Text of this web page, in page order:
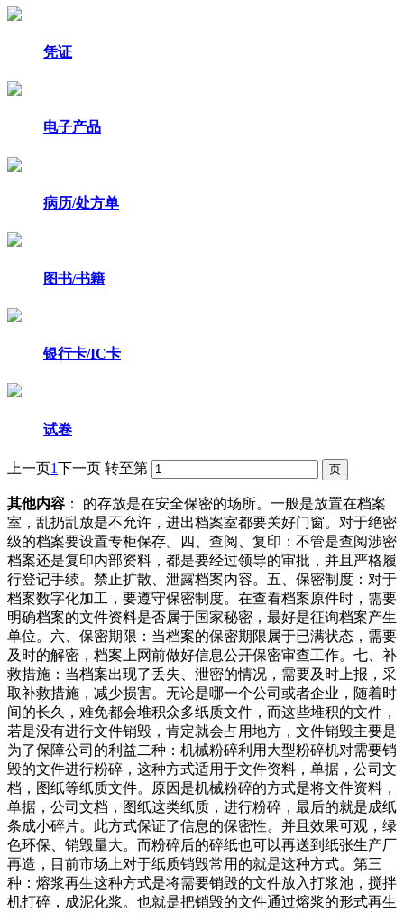
凭证
电子产品
病历/处方单
图书/书籍
银行卡/IC卡
试卷
上一页1下一页 转至第
其他内容 ： 的存放是在安全保密的场所。一般是放置在档案
室，乱扔乱放是不允许，进出档案室都要关好门窗。对于绝密
级的档案要设置专柜保存。四、查阅、复印：不管是查阅涉密
档案还是复印内部资料，都是要经过领导的审批，并且严格履
行登记手续。禁止扩散、泄露档案内容。五、保密制度：对于
档案数字化加工，要遵守保密制度。在查看档案原件时，需要
明确档案的文件资料是否属于国家秘密，最好是征询档案产生
单位。六、保密期限：当档案的保密期限属于已满状态，需要
及时的解密，档案上网前做好信息公开保密审查工作。七、补
救措施：当档案出现了丢失、泄密的情况，需要及时上报，采
取补救措施，减少损害。无论是哪一个公司或者企业，随着时
间的长久，难免都会堆积众多纸质文件，而这些堆积的文件，
若是没有进行文件销毁，肯定就会占用地方，文件销毁主要是
为了保障公司的利益二种：机械粉碎利用大型粉碎机对需要销
毁的文件进行粉碎，这种方式适用于文件资料，单据，公司文
档，图纸等纸质文件。原因是机械粉碎的方式是将文件资料，
单据，公司文档，图纸这类纸质，进行粉碎，最后的就是成纸
条成小碎片。此方式保证了信息的保密性。并且效果可观，绿
色环保、销毁量大。而粉碎后的碎纸也可以再送到纸张生产厂
再造，目前市场上对于纸质销毁常用的就是这种方式。第三
种：熔浆再生这种方式是将需要销毁的文件放入打浆池，搅拌
机打碎，成泥化浆。也就是把销毁的文件通过熔浆的形式再生